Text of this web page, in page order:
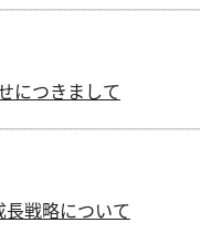
につきまして
戦略について